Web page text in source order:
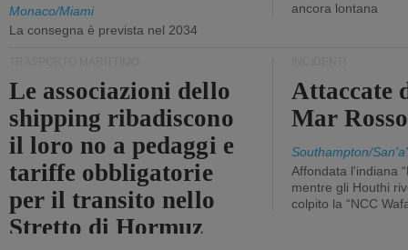
Monaco/Miami
La consegna è prevista nel 2034
ancora lontana
Le associazioni dello
shipping ribadiscono
il loro no a pedaggi e
tariffe obbligatorie
per il transito nello
Stretto di Hormuz
Attaccate
Mar Rosso
Southampton/
Affondata l'indiana
mentre gli Houthi
colpito la “NCC